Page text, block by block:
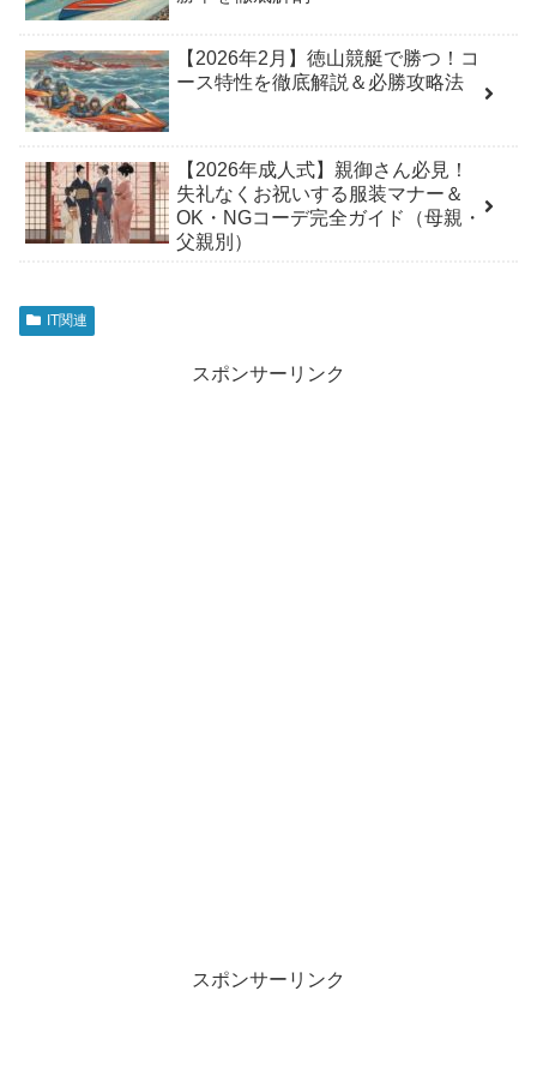
【2026年2月】徳山競艇で勝つ！コ
ース特性を徹底解説＆必勝攻略法
【2026年成人式】親御さん必見！
失礼なくお祝いする服装マナー＆
OK・NGコーデ完全ガイド（母親・
父親別）
IT関連
スポンサーリンク
スポンサーリンク